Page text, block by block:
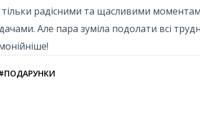
тільки радісними та щасливими
Але пара зуміла подолати всі